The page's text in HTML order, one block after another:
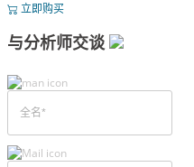
立即购买
与分析师交谈